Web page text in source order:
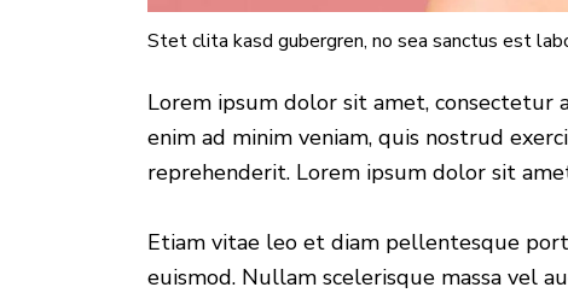
Stet clita kasd gubergren, no sea sanctus est
Lorem ipsum dolor sit amet,
enim ad minim veniam, quis nostrud
reprehenderit. Lorem ipsum dolor sit
Etiam vitae leo et diam pellentesque
euismod. Nullam scelerisque massa vel